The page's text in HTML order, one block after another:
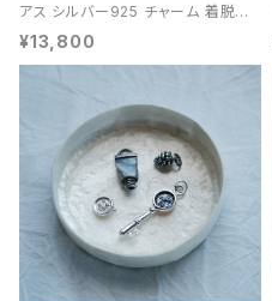
アス シルバー925 チャーム 着脱可
能 レディース ユニセックス
¥13,800